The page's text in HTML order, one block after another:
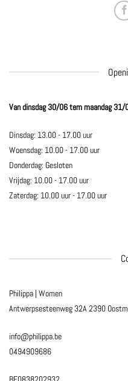
Philippa | Women
Antwerpsesteenweg 32A2390
info@philippa.be
0494909686
Van dinsdag 30/06 tem maandag 31/
Dinsdag: 13.00 - 17.00 uur
Woensdag: 10.00 - 17.00 uur
Donderdag: Gesloten
Vrijdag: 10.00 - 17.00 uur
Zaterdag: 10.00 uur - 17.00 uur